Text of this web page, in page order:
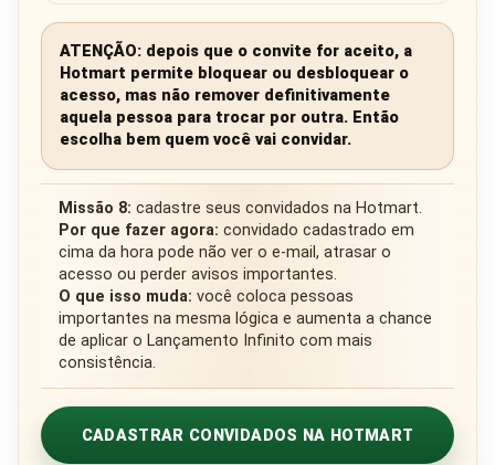
ATENÇÃO: depois que o convite for aceito, a
Hotmart permite bloquear ou desbloquear o
acesso, mas não remover definitivamente
aquela pessoa para trocar por outra. Então
escolha bem quem você vai convidar.
Missão 8: cadastre seus convidados na Hotmart.
Por que fazer agora: convidado cadastrado em
cima da hora pode não ver o e-mail, atrasar o
acesso ou perder avisos importantes.
O que isso muda: você coloca pessoas
importantes na mesma lógica e aumenta a chance
de aplicar o Lançamento Infinito com mais
consistência.
CADASTRAR CONVIDADOS NA HOTMART